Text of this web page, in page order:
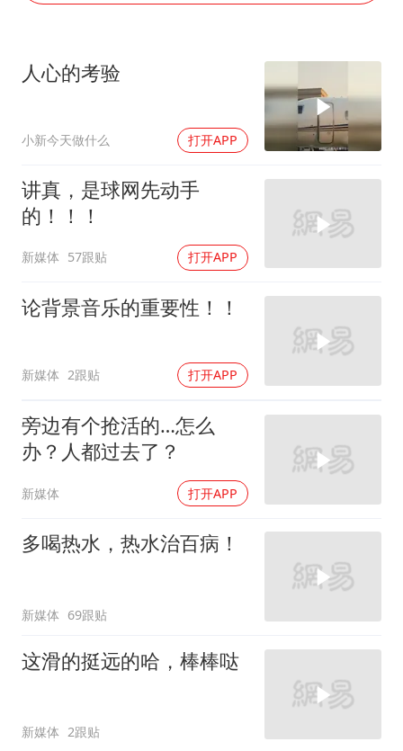
5万小车卖不动 微型代步车集体遇冷
手机真会“偷听”我们说话吗
上半年全球新能源乘用车销量1122万台
加沙约14万栋建筑被完全摧毁
从科技创新看开局起步的时与势
人心的考验
小新今天做什么 打开APP
讲真，是球网先动手
的！！！
新媒体 57跟贴 打开APP
论背景音乐的重要性！！
新媒体 2跟贴 打开APP
旁边有个抢活的…怎么
办？人都过去了？
新媒体 打开APP
多喝热水，热水治百病！
新媒体 69跟贴
这滑的挺远的哈，棒棒哒
新媒体 2跟贴